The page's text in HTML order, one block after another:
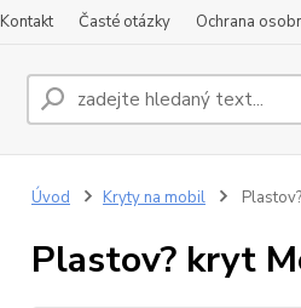
Kontakt Časté otázky Ochrana
Úvod Kryty na mobil
Plastov? kryt